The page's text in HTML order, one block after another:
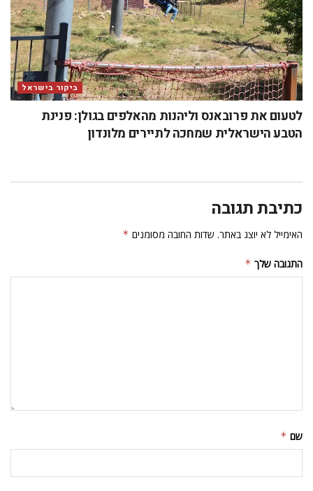
ביקור בישראל
לטעום את פרובאנס וליהנות מהאלפים בגולן: פנינת
הטבע הישראלית שמחכה לתיירים מלונדון
כתיבת תגובה
האימייל לא יוצג באתר. שדות החובה מסומנים *
התגובה שלך *
שם *